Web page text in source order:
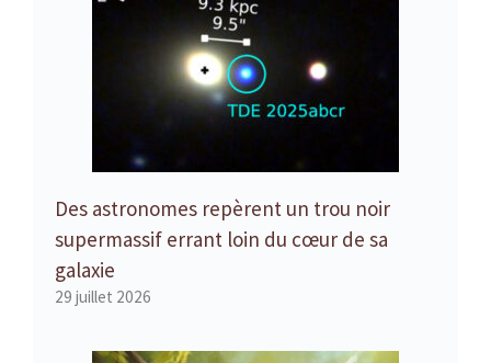
Des astronomes repèrent un trou noir
supermassif errant loin du cœur de sa
galaxie
29 juillet 2026